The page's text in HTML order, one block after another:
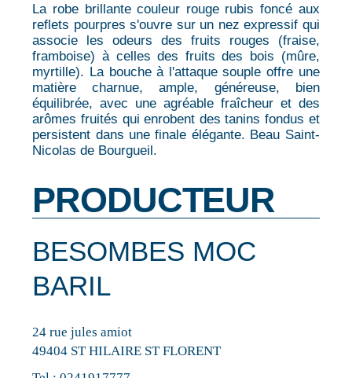
La robe brillante couleur rouge rubis foncé aux
reflets pourpres s'ouvre sur un nez expressif qui
associe les odeurs des fruits rouges (fraise,
framboise) à celles des fruits des bois (mûre,
myrtille). La bouche à l'attaque souple offre une
matière charnue, ample, généreuse, bien
équilibrée, avec une agréable fraîcheur et des
arômes fruités qui enrobent des tanins fondus et
persistent dans une finale élégante. Beau Saint-
Nicolas de Bourgueil.
PRODUCTEUR
BESOMBES MOC
BARIL
24 rue jules amiot
49404 ST HILAIRE ST FLORENT